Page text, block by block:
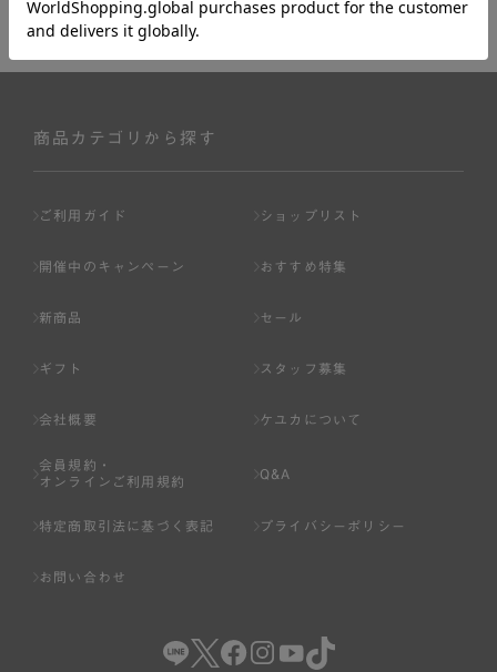
商品カテゴリから探す
ご利用ガイド ショップリスト
開催中のキャンペーン おすすめ特集
新商品 セール
ギフト スタッフ募集
会社概要 ケユカについて
会員規約・
オンラインご利用規約
Q&A
特定商取引法に基づく表記 プライバシーポリシー
お問い合わせ